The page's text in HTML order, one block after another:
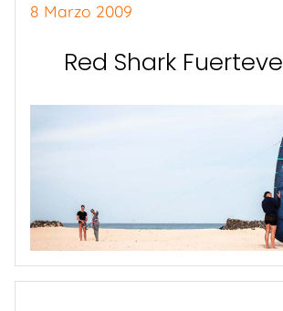
8 Marzo 2009
Red Shark